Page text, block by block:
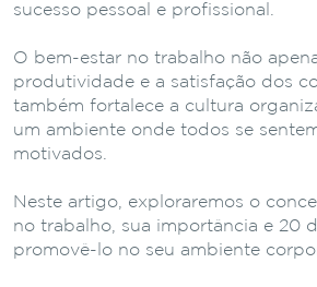
sucesso pessoal e profissional.
O bem-estar no trabalho não
produtividade e a satisfação dos
também fortalece a cultura
um ambiente onde todos se
motivados.
Neste artigo, exploraremos o
no trabalho, sua importância e 20
promovê-lo no seu ambiente